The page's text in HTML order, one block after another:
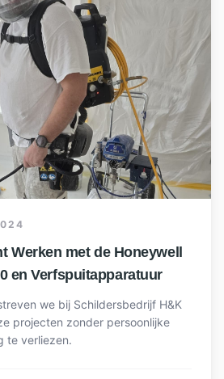
Werken met de Honeywell
en Verfspuitapparatuur
we bij Schildersbedrijf H&K
projecten zonder persoonlijke
te verliezen.